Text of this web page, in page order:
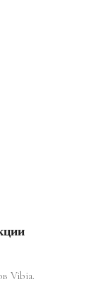
Vibia.